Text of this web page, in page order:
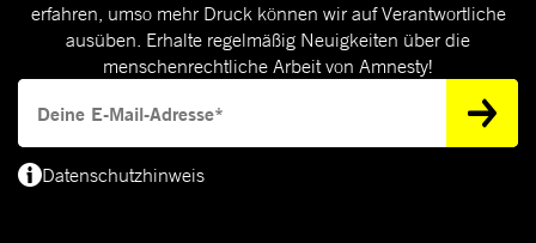
erfahren, umso mehr Druck können wir auf Verantwortliche
ausüben. Erhalte regelmäßig Neuigkeiten über die
menschenrechtliche Arbeit von Amnesty!
Datenschutzhinweis